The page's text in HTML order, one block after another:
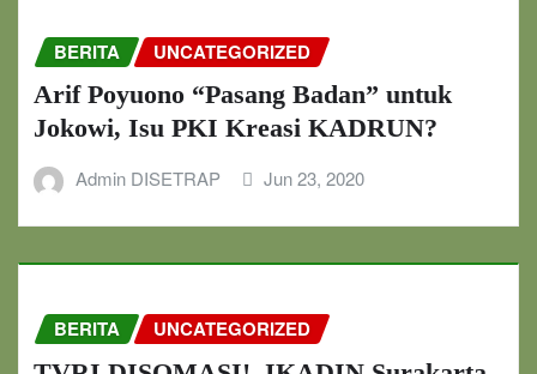
BERITA UNCATEGORIZED
Arif Poyuono “Pasang Badan” untuk
Jokowi, Isu PKI Kreasi KADRUN?
Admin DISETRAP Jun 23, 2020
BERITA UNCATEGORIZED